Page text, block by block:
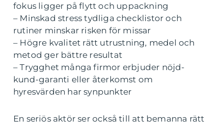
fokus ligger på flytt och uppackning
– Minskad stress tydliga checklistor och
rutiner minskar risken för missar
– Högre kvalitet rätt utrustning, medel och
metod ger bättre resultat
– Trygghet många firmor erbjuder nöjd-
kund-garanti eller återkomst om
hyresvärden har synpunkter
En seriös aktör ser också till att bemanna rätt